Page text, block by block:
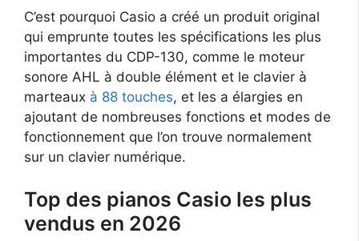
C’est pourquoi Casio a créé un produit original
qui emprunte toutes les spécifications les plus
importantes du CDP-130, comme le moteur
sonore AHL à double élément et le clavier à
marteaux à 88 touches, et les a élargies en
ajoutant de nombreuses fonctions et modes de
fonctionnement que l’on trouve normalement
sur un clavier numérique.
Top des pianos Casio les plus
vendus en 2026